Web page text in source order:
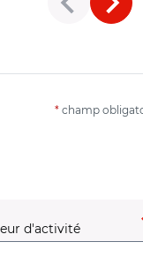
* champ
obligatoire)